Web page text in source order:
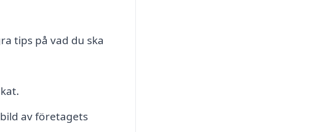
tips på vad du ska
av företagets